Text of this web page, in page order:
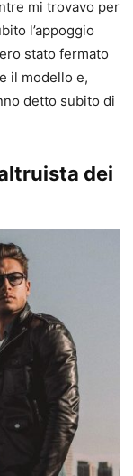
mi trovavo per
l’appoggio
stato fermato
il modello e,
detto subito di
dei